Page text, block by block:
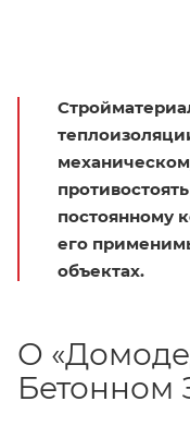
постоянному
его
объектах.
О
Бетонном